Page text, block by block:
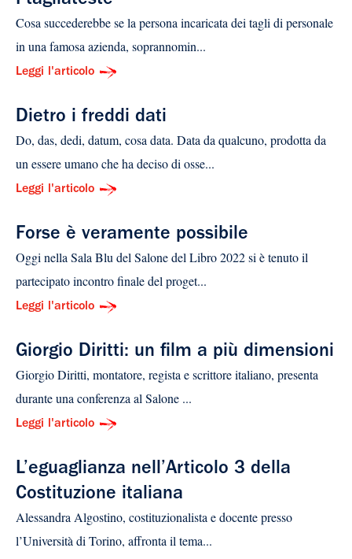
Cosa succederebbe se la persona incaricata dei tagli di personale
in una famosa azienda, soprannomin...
Leggi l'articolo
Dietro i freddi dati
Do, das, dedi, datum, cosa data. Data da qualcuno, prodotta da
un essere umano che ha deciso di osse...
Leggi l'articolo
Forse è veramente possibile
Oggi nella Sala Blu del Salone del Libro 2022 si è tenuto il
partecipato incontro finale del proget...
Leggi l'articolo
Giorgio Diritti: un film a più dimensioni
Giorgio Diritti, montatore, regista e scrittore italiano, presenta
durante una conferenza al Salone ...
Leggi l'articolo
L’eguaglianza nell’Articolo 3 della
Costituzione italiana
Alessandra Algostino, costituzionalista e docente presso
l’Università di Torino, affronta il tema...